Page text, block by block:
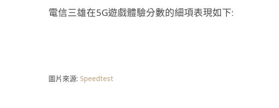
電信三雄在5G遊戲體驗分數的細項表現如下:
圖片來源: Speedtest